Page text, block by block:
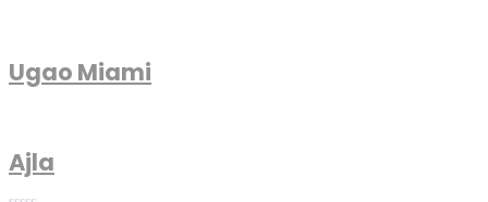
Ugao Miami
Ajla